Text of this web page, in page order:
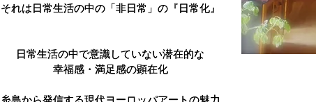
それは日常生活の中の「非日常」の『日常化』
日常生活の中で意識していない潜在的な
幸福感・満足感の顕在化
糸島から発信する現代ヨーロッパアートの魅力
それは日常生活の中の「非日常」の『日常化』
日常生活の中で意識していない潜在的な
幸福感・満足感の顕在化
糸島から発信する現代ヨーロッパアートの魅力